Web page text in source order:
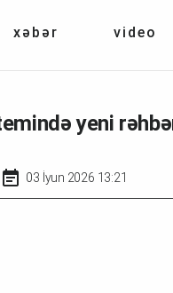
xəbər video
yeni
03 İyun 2026 13:21